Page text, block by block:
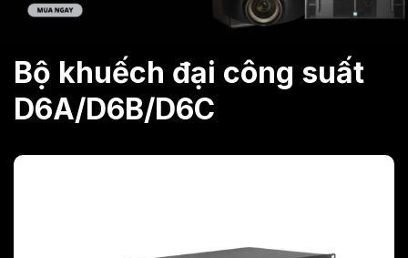
Bộ khuếch đại công suất
D6A/D6B/D6C